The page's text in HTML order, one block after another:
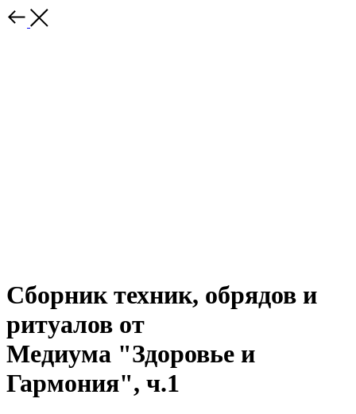
Сборник техник, обрядов и
ритуалов от
Медиума "Здоровье и
Гармония", ч.1